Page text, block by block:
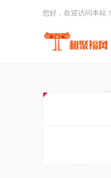
您好，欢迎访问本站！